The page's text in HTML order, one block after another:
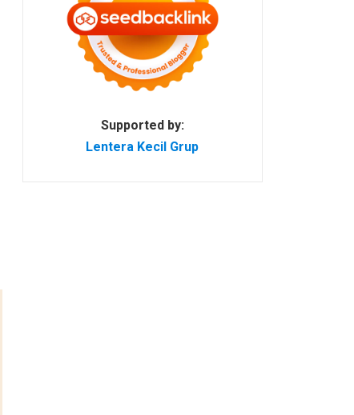
Supported by:
Lentera Kecil Grup